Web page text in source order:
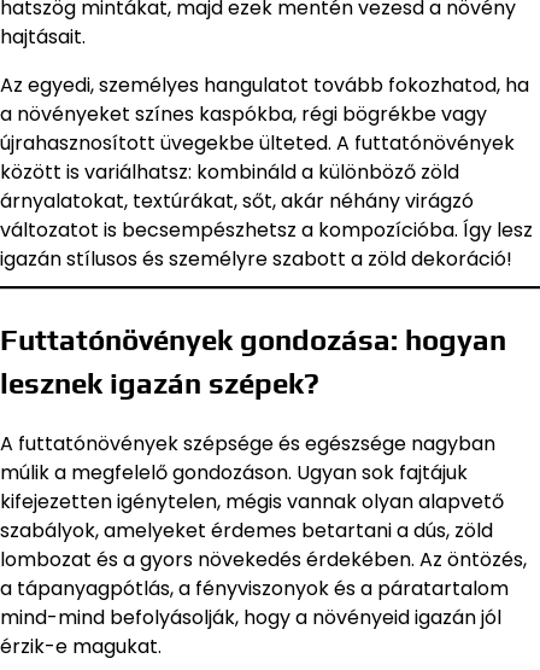
hatszög mintákat, majd ezek mentén vezesd a növény
hajtásait.
Az egyedi, személyes hangulatot tovább fokozhatod, ha
a növényeket színes kaspókba, régi bögrékbe vagy
újrahasznosított üvegekbe ülteted. A futtatónövények
között is variálhatsz: kombináld a különböző zöld
árnyalatokat, textúrákat, sőt, akár néhány virágzó
változatot is becsempészhetsz a kompozícióba. Így lesz
igazán stílusos és személyre szabott a zöld dekoráció!
Futtatónövények gondozása: hogyan
lesznek igazán szépek?
A futtatónövények szépsége és egészsége nagyban
múlik a megfelelő gondozáson. Ugyan sok fajtájuk
kifejezetten igénytelen, mégis vannak olyan alapvető
szabályok, amelyeket érdemes betartani a dús, zöld
lombozat és a gyors növekedés érdekében. Az öntözés,
a tápanyagpótlás, a fényviszonyok és a páratartalom
mind-mind befolyásolják, hogy a növényeid igazán jól
érzik-e magukat.